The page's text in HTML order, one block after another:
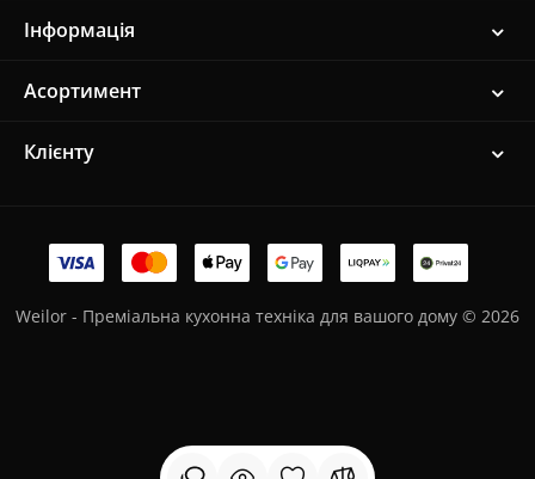
Інформація
Асортимент
Клієнту
Weilor - Преміальна кухонна техніка для вашого дому © 2026